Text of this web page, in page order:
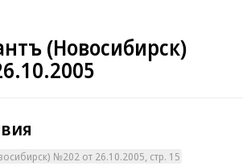
(Новосибирск)
№202 от 26.10.2005, стр. 15